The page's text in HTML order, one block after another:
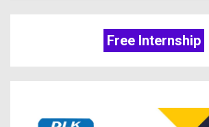
Free Internship